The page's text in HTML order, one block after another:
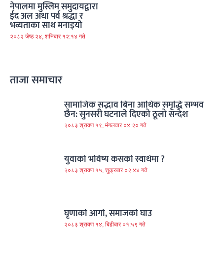
नेपालमा मुस्लिम समुदायद्वारा
ईद अल अधा पर्व श्रद्धा र
भव्यताका साथ मनाइयो
२०८२ जेष्ठ २४, शनिबार १२:१४ गते
ताजा समाचार
सामाजिक सद्भाव बिना आर्थिक समृद्धि सम्भव
छैन: सुनसरी घटनाले दिएको ठूलो सन्देश
२०८३ श्रावण १९, मंगलवार ०४:२० गते
युवाको भविष्य कसको स्वार्थमा ?
२०८३ श्रावण १५, शुक्रबार ०२:४४ गते
घृणाको आगो, समाजको घाउ
२०८३ श्रावण १४, बिहीबार ०१:५९ गते